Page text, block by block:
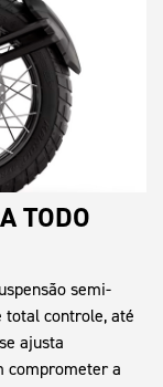
TODO
semi-
total controle, até
ajusta
comprometer a